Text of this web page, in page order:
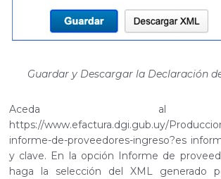
Guardar y Descargar la Declaración
Aceda al
https://www.efactura.dgi.gub.uy/
informe-de-proveedores-ingreso?es
y clave. En la opción Informe de
haga la selección del XML generado